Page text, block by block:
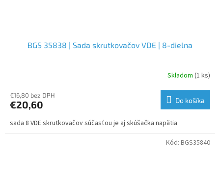
BGS 35838 | Sada skrutkovačov VDE | 8-dielna
Skladom (1 ks)
€16,80 bez DPH
€20,60 Do košíka
sada 8 VDE skrutkovačov súčasťou je aj skúšačka napätia
Kód: BGS35840